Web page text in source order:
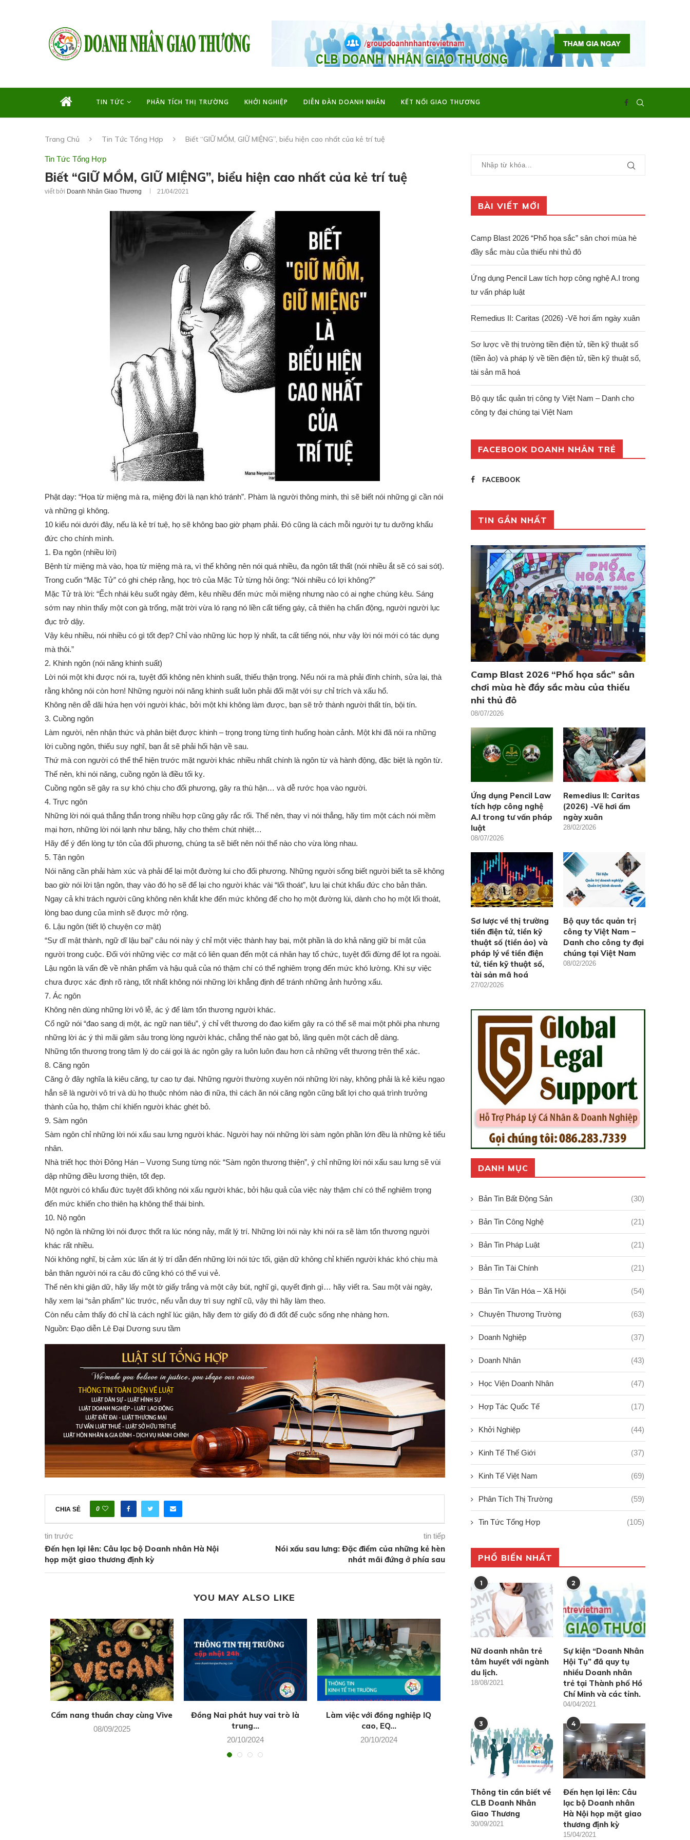
TIN TỨC PHÂN TÍCH THỊ TRƯỜNG KHỞI NGHIỆP DIỄN ĐÀN DOANH NHÂN KẾT NỐI GIAO THƯƠNG
Trang Chủ Tin Tức Tổng Hợp Biết “GIỮ MỒM, GIỮ MIỆNG”, biểu hiện cao nhất của kẻ trí tuệ
Tin Tức Tổng Hợp
Biết “GIỮ MỒM, GIỮ MIỆNG”, biểu hiện cao nhất của kẻ trí tuệ
viết bởi Doanh Nhân Giao Thương 21/04/2021
Phật dạy: “Họa từ miệng mà ra, miệng đời là nạn khó tránh”. Phàm là người thông minh, thì sẽ biết nói những gì cần nói
và những gì không.
10 kiểu nói dưới đây, nếu là kẻ trí tuệ, họ sẽ không bao giờ phạm phải. Đó cũng là cách mỗi người tự tu dưỡng khẩu
đức cho chính mình.
1. Đa ngôn (nhiều lời)
Bệnh từ miệng mà vào, họa từ miệng mà ra, vì thế không nên nói quá nhiều, đa ngôn tất thất (nói nhiều ắt sẽ có sai sót).
Trong cuốn “Mặc Tử” có ghi chép rằng, học trò của Mặc Tử từng hỏi ông: “Nói nhiều có lợi không?”
Mặc Tử trà lời: “Ếch nhái kêu suốt ngày đêm, kêu nhiều đến mức mỏi miệng nhưng nào có ai nghe chúng kêu. Sáng
sớm nay nhìn thấy một con gà trống, mặt trời vừa ló rạng nó liền cất tiếng gáy, cả thiên hạ chấn động, người người lục
đục trở dậy.
Vậy kêu nhiều, nói nhiều có gì tốt đẹp? Chỉ vào những lúc hợp lý nhất, ta cất tiếng nói, như vậy lời nói mới có tác dụng
mà thôi.”
2. Khinh ngôn (nói năng khinh suất)
Lời nói một khi được nói ra, tuyệt đối không nên khinh suất, thiếu thận trọng. Nếu nói ra mà phải đính chính, sửa lại, thà
rằng không nói còn hơn! Những người nói năng khinh suất luôn phải đối mặt với sự chỉ trích và xấu hổ.
Không nên dễ dãi hứa hẹn với người khác, bởi một khi không làm được, bạn sẽ trở thành người thất tín, bội tín.
3. Cuồng ngôn
Làm người, nên nhận thức và phân biệt được khinh – trọng trong từng tình huống hoàn cảnh. Một khi đã nói ra những
lời cuồng ngôn, thiếu suy nghĩ, bạn ắt sẽ phải hối hận về sau.
Thứ mà con người có thể thể hiện trước mặt người khác nhiều nhất chính là ngôn từ và hành động, đặc biệt là ngôn từ.
Thế nên, khi nói năng, cuồng ngôn là điều tối kỵ.
Cuồng ngôn sẽ gây ra sự khó chịu cho đối phương, gây ra thù hận… và dễ rước họa vào người.
4. Trực ngôn
Những lời nói quá thẳng thắn trong nhiều hợp cũng gây rắc rối. Thế nên, thay vì nói thẳng, hãy tìm một cách nói mềm
mại hơn, những lời nói lạnh như băng, hãy cho thêm chút nhiệt…
Hãy để ý đến lòng tự tôn của đối phương, chúng ta sẽ biết nên nói thế nào cho vừa lòng nhau.
5. Tận ngôn
Nói năng cần phải hàm xúc và phải để lại một đường lui cho đối phương. Những người sống biết người biết ta sẽ không
bao giờ nói lời tận ngôn, thay vào đó họ sẽ để lại cho người khác vài “lối thoát”, lưu lại chút khẩu đức cho bản thân.
Ngay cả khi trách người cũng không nên khắt khe đến mức không để cho họ một đường lùi, dành cho họ một lối thoát,
lòng bao dung của mình sẽ được mở rộng.
6. Lậu ngôn (tiết lộ chuyện cơ mật)
“Sự dĩ mật thành, ngữ dĩ lậu bại” câu nói này ý chỉ một việc thành hay bại, một phần là do khả năng giữ bí mật của
người trong cuộc. Đối với những việc cơ mật có liên quan đến một cá nhân hay tổ chức, tuyệt đối đừng để lọt ra ngoài.
Lậu ngôn là vấn đề về nhân phẩm và hậu quả của nó thậm chí có thể nghiêm trọng đến mức khó lường. Khi sự việc
chưa được xác định rõ ràng, tốt nhất không nói những lời khẳng định để tránh những ảnh hưởng xấu.
7. Ác ngôn
Không nên dùng những lời vô lễ, ác ý để làm tổn thương người khác.
Cổ ngữ nói “đao sang dị một, ác ngữ nan tiêu”, ý chỉ vết thương do đao kiếm gây ra có thể sẽ mai một phôi pha nhưng
những lời ác ý thì mãi găm sâu trong lòng người khác, chẳng thể nào gạt bỏ, lãng quên một cách dễ dàng.
Những tổn thương trong tâm lý do cái gọi là ác ngôn gây ra luôn luôn đau hơn cả những vết thương trên thể xác.
8. Căng ngôn
Căng ở đây nghĩa là kiêu căng, tự cao tự đại. Những người thường xuyên nói những lời này, không phải là kẻ kiêu ngạo
hẳn sẽ là người vô tri và dù họ thuộc nhóm nào đi nữa, thì cách ăn nói căng ngôn cũng bất lợi cho quá trình trưởng
thành của họ, thậm chí khiến người khác ghét bỏ.
9. Sàm ngôn
Sàm ngôn chỉ những lời nói xấu sau lưng người khác. Người hay nói những lời sàm ngôn phần lớn đều là những kẻ tiểu
nhân.
Nhà triết học thời Đông Hán – Vương Sung từng nói: “Sàm ngôn thương thiện”, ý chỉ những lời nói xấu sau lưng sẽ vùi
dập những điều lương thiện, tốt đẹp.
Một người có khẩu đức tuyệt đối không nói xấu người khác, bởi hậu quả của việc này thậm chí có thể nghiêm trọng
đến mức khiến cho thiên hạ không thể thái bình.
10. Nộ ngôn
Nộ ngôn là những lời nói được thốt ra lúc nóng nảy, mất lý trí. Những lời nói này khi nói ra sẽ làm tổn thương người
khác rất nhiều.
Nói không nghĩ, bị cảm xúc lấn át lý trí dẫn đến những lời nói tức tối, giận dữ không chỉ khiến người khác khó chịu mà
bản thân người nói ra câu đó cũng khó có thể vui vẻ.
Thế nên khi giận dữ, hãy lấy một tờ giấy trắng và một cây bút, nghĩ gì, quyết định gì… hãy viết ra. Sau một vài ngày,
hãy xem lại “sản phẩm” lúc trước, nếu vẫn duy trì suy nghĩ cũ, vậy thì hãy làm theo.
Còn nếu cảm thấy đó chỉ là cách nghĩ lúc giận, hãy đem tờ giấy đó đi đốt để cuộc sống nhẹ nhàng hơn.
Nguồn: Đạo diễn Lê Đại Dương sưu tầm
CHIA SẺ 0
tin trước
Đến hẹn lại lên: Câu lạc bộ Doanh nhân Hà Nội
họp mặt giao thương định kỳ
tin tiếp
Nói xấu sau lưng: Đặc điểm của những kẻ hèn
nhát mãi đứng ở phía sau
YOU MAY ALSO LIKE
Cẩm nang thuần chay cùng Vive
08/09/2025
Đồng Nai phát huy vai trò là
trung...
20/10/2024
Làm việc với đồng nghiệp IQ
cao, EQ...
20/10/2024
Tình hình hợp tác kinh tế giữa
Việt...
19/09/2024
chơi môn thể...
19/09/2024
BÀI VIẾT MỚI
Camp Blast 2026 “Phố họa sắc” sân chơi mùa hè
đầy sắc màu của thiếu nhi thủ đô
Ứng dụng Pencil Law tích hợp công nghệ A.I trong
tư vấn pháp luật
Remedius II: Caritas (2026) -Vẽ hơi ấm ngày xuân
Sơ lược về thị trường tiền điện tử, tiền kỹ thuật số
(tiền ảo) và pháp lý về tiền điện tử, tiền kỹ thuật số,
tài sản mã hoá
Bộ quy tắc quản trị công ty Việt Nam – Danh cho
công ty đại chúng tại Việt Nam
FACEBOOK DOANH NHÂN TRẺ
FACEBOOK
TIN GẦN NHẤT
Camp Blast 2026 “Phố họa sắc” sân
chơi mùa hè đầy sắc màu của thiếu
nhi thủ đô
08/07/2026
Ứng dụng Pencil Law
tích hợp công nghệ
A.I trong tư vấn pháp
luật
08/07/2026
Remedius II: Caritas
(2026) -Vẽ hơi ấm
ngày xuân
28/02/2026
Sơ lược về thị trường
tiền điện tử, tiền kỹ
thuật số (tiền ảo) và
pháp lý về tiền điện
tử, tiền kỹ thuật số,
tài sản mã hoá
27/02/2026
Bộ quy tắc quản trị
công ty Việt Nam –
Danh cho công ty đại
chúng tại Việt Nam
08/02/2026
DANH MỤC
Bản Tin Bất Động Sản (30)
Bản Tin Công Nghệ (21)
Bản Tin Pháp Luật (21)
Bản Tin Tài Chính (21)
Bản Tin Văn Hóa – Xã Hội (54)
Chuyện Thương Trường (63)
Doanh Nghiệp (37)
Doanh Nhân (43)
Học Viện Doanh Nhân (47)
Hợp Tác Quốc Tế (17)
Khởi Nghiệp (44)
Kinh Tế Thế Giới (37)
Kinh Tế Việt Nam (69)
Phân Tích Thị Trường (59)
Tin Tức Tổng Hợp (105)
PHỔ BIẾN NHẤT
1
Nữ doanh nhân trẻ
tâm huyết với ngành
du lịch.
18/08/2021
2
Sự kiện “Doanh Nhân
Hội Tụ” đã quy tụ
nhiều Doanh nhân
trẻ tại Thành phố Hồ
Chí Minh và các tỉnh.
04/04/2021
3
Thông tin cần biết về
CLB Doanh Nhân
Giao Thương
30/09/2021
4
Đến hẹn lại lên: Câu
lạc bộ Doanh nhân
Hà Nội họp mặt giao
thương định kỳ
15/04/2021